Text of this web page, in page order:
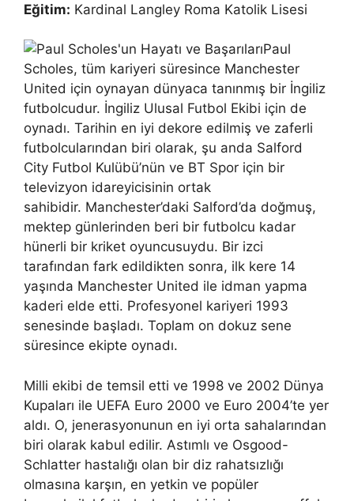
Eğitim: Kardinal Langley Roma Katolik Lisesi
Paul
Scholes, tüm kariyeri süresince Manchester
United için oynayan dünyaca tanınmış bir İngiliz
futbolcudur. İngiliz Ulusal Futbol Ekibi için de
oynadı. Tarihin en iyi dekore edilmiş ve zaferli
futbolcularından biri olarak, şu anda Salford
City Futbol Kulübü’nün ve BT Spor için bir
televizyon idareyicisinin ortak
sahibidir. Manchester’daki Salford’da doğmuş,
mektep günlerinden beri bir futbolcu kadar
hünerli bir kriket oyuncusuydu. Bir izci
tarafından fark edildikten sonra, ilk kere 14
yaşında Manchester United ile idman yapma
kaderi elde etti. Profesyonel kariyeri 1993
senesinde başladı. Toplam on dokuz sene
süresince ekipte oynadı.
Milli ekibi de temsil etti ve 1998 ve 2002 Dünya
Kupaları ile UEFA Euro 2000 ve Euro 2004’te yer
aldı. O, jenerasyonunun en iyi orta sahalarından
biri olarak kabul edilir. Astımlı ve Osgood-
Schlatter hastalığı olan bir diz rahatsızlığı
olmasına karşın, en yetkin ve popüler